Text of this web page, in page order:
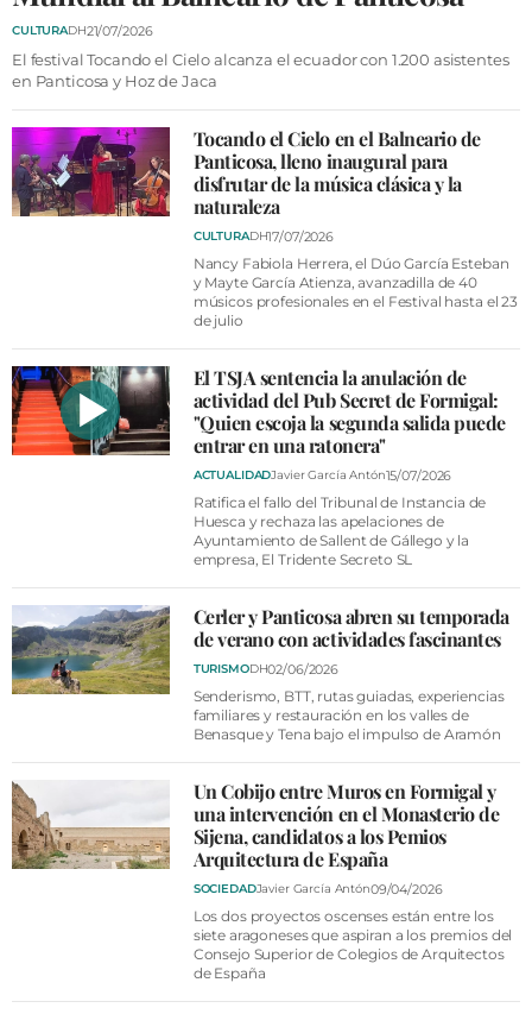
FIESTAS EN EL ALTO ARAGÓN
FIESTAS DE SAN LORENZO
AGENDA
CARTELERA
ESQUELAS
CLUB DEL AMIGO MILITANTE
INICIAR SESIÓN
CULTURADH21/07/2026
El festival Tocando el Cielo alcanza el ecuador con 1.200 asistentes
en Panticosa y Hoz de Jaca
Tocando el Cielo en el Balneario de
Panticosa, lleno inaugural para
disfrutar de la música clásica y la
naturaleza
CULTURADH17/07/2026
Nancy Fabiola Herrera, el Dúo García Esteban
y Mayte García Atienza, avanzadilla de 40
músicos profesionales en el Festival hasta el 23
de julio
El TSJA sentencia la anulación de
actividad del Pub Secret de Formigal:
"Quien escoja la segunda salida puede
entrar en una ratonera"
ACTUALIDADJavier García Antón15/07/2026
Ratifica el fallo del Tribunal de Instancia de
Huesca y rechaza las apelaciones de
Ayuntamiento de Sallent de Gállego y la
empresa, El Tridente Secreto SL
Cerler y Panticosa abren su temporada
de verano con actividades fascinantes
TURISMODH02/06/2026
Senderismo, BTT, rutas guiadas, experiencias
familiares y restauración en los valles de
Benasque y Tena bajo el impulso de Aramón
Un Cobijo entre Muros en Formigal y
una intervención en el Monasterio de
Sijena, candidatos a los Pemios
Arquitectura de España
SOCIEDADJavier García Antón09/04/2026
Los dos proyectos oscenses están entre los
siete aragoneses que aspiran a los premios del
Consejo Superior de Colegios de Arquitectos
de España